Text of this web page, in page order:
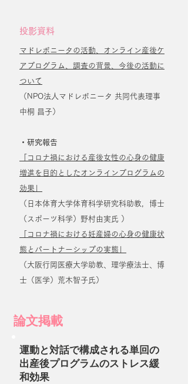
投影資料
マドレボニータの活動、オンライン産後ケ
アプログラム、調査の背景、今後の活動に
ついて
（NPO法人マドレボニータ 共同代表理事
中桐 昌子）
・研究報告
「コロナ禍における産後女性の心身の健康
増進を目的としたオンラインプログラムの
効果」
（日本体育大学体育科学研究科助教，博士
（スポーツ科学）野村由実氏 ）
「コロナ禍における妊産婦の心身の健康状
態とパートナーシップの実態」
（大阪行岡医療大学助教、理学療法士、博
士（医学）荒木智子氏）
論文掲載
運動と対話で構成される単回の
出産後プログラムのストレス緩
和効果